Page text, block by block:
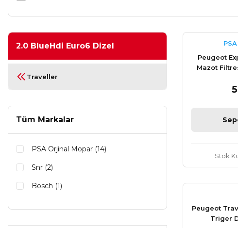
2.0 BlueHdi Euro6 Dizel
Traveller
Tüm Markalar
PSA Orjinal Mopar (14)
Snr (2)
Bosch (1)
Peugeot
Mazot
Stok
Peugeot
Triger